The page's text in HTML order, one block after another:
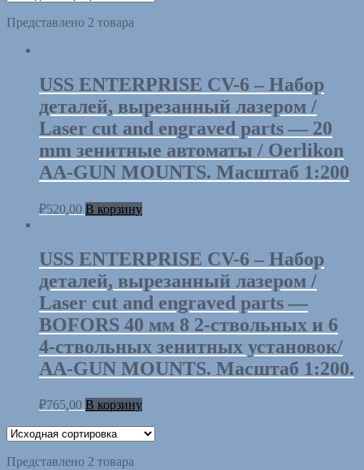
Представлено 2 товара
USS ENTERPRISE CV-6 – Набор
деталей, вырезанный лазером /
Laser cut and engraved parts — 20
mm зенитные автоматы / Oerlikon
AA-GUN MOUNTS. Масштаб 1:200
₽520,00 В корзину
USS ENTERPRISE CV-6 – Набор
деталей, вырезанный лазером /
Laser cut and engraved parts —
BOFORS 40 мм 8 2-ствольных и 6
4-ствольных зенитных установок/
AA-GUN MOUNTS. Масштаб 1:200.
₽765,00 В корзину
Представлено 2 товара